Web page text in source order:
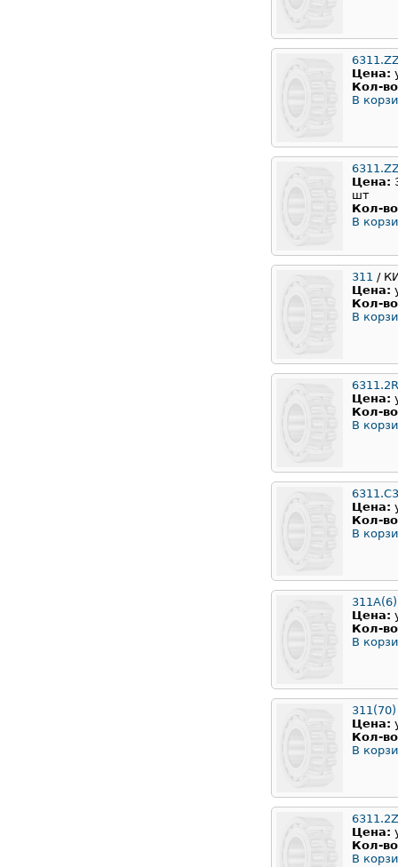
Цена:
Кол-
В
Цена:
шт
Кол-
В
311 /
Цена:
Кол-
В
Цена:
Кол-
В
Цена:
Кол-
В
311А(6)
Цена:
Кол-
В
311(70)
Цена:
Кол-
В
6311.2Z
Цена:
Кол-
В